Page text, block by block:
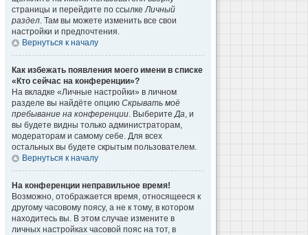
страницы и перейдите по ссылкеЛичный
раздел. Там вы можете изменить все свои
настройки и предпочтения.
Вернуться к началу
Как избежать появления моего имени в списке
«Кто сейчас на конференции»?
На вкладке «Личные настройки» в личном
разделе вы найдёте опцию Скрывать моё
пребывание на конференции. ВыберитеДа, и
вы будете видны только администраторам,
модераторам и самому себе. Для всех
остальных вы будете скрытым пользователем.
Вернуться к началу
На конференции неправильное время!
Возможно, отображается время, относящееся к
другому часовому поясу, а не к тому, в котором
находитесь вы. В этом случае измените в
личных настройках часовой пояс на тот, в